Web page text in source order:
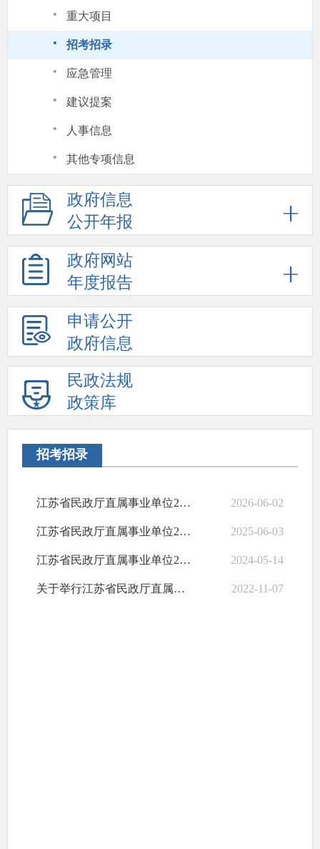
· 重大项目
· 招考招录
· 应急管理
· 建议提案
· 人事信息
· 其他专项信息
政府信息
公开年报
政府网站
年度报告
申请公开
政府信息
民政法规
政策库
招考招录
江苏省民政厅直属事业单位2026年度统一公开招聘面试公告 2026-06-02
江苏省民政厅直属事业单位2025年度统一公开招聘面试公告 2025-06-03
江苏省民政厅直属事业单位2024年度统一公开招聘面试公告 2024-05-14
关于举行江苏省民政厅直属事业单位2022年度公开招聘工作人员笔试的公告 2022-11-07